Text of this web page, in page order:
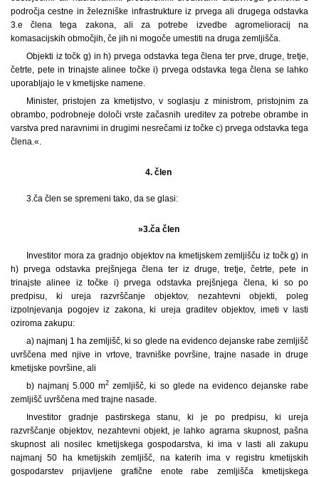
področja cestne in železniške infrastrukture iz prvega ali drugega odstavka
3.e člena tega zakona, ali za potrebe izvedbe agromelioracij na
komasacijskih območjih, če jih ni mogoče umestiti na druga zemljišča.
Objekti iz točk g) in h) prvega odstavka tega člena ter prve, druge, tretje,
četrte, pete in trinajste alinee točke i) prvega odstavka tega člena se lahko
uporabljajo le v kmetijske namene.
Minister, pristojen za kmetijstvo, v soglasju z ministrom, pristojnim za
obrambo, podrobneje določi vrste začasnih ureditev za potrebe obrambe in
varstva pred naravnimi in drugimi nesrečami iz točke c) prvega odstavka tega
člena.«.
4. člen
3.ča člen se spremeni tako, da se glasi:
»3.ča člen
Investitor mora za gradnjo objektov na kmetijskem zemljišču iz točk g) in
h) prvega odstavka prejšnjega člena ter iz druge, tretje, četrte, pete in
trinajste alinee iz točke i) prvega odstavka prejšnjega člena, ki so po
predpisu, ki ureja razvrščanje objektov, nezahtevni objekti, poleg
izpolnjevanja pogojev iz zakona, ki ureja graditev objektov, imeti v lasti
oziroma zakupu:
a) najmanj 1 ha zemljišč, ki so glede na evidenco dejanske rabe zemljišč
uvrščena med njive in vrtove, travniške površine, trajne nasade in druge
kmetijske površine, ali
b) najmanj 5.000 m2 zemljišč, ki so glede na evidenco dejanske rabe
zemljišč uvrščena med trajne nasade.
Investitor gradnje pastirskega stanu, ki je po predpisu, ki ureja
razvrščanje objektov, nezahtevni objekt, je lahko agrarna skupnost, pašna
skupnost ali nosilec kmetijskega gospodarstva, ki ima v lasti ali zakupu
najmanj 50 ha kmetijskih zemljišč, na katerih ima v registru kmetijskih
gospodarstev prijavljene grafične enote rabe zemljišča kmetijskega